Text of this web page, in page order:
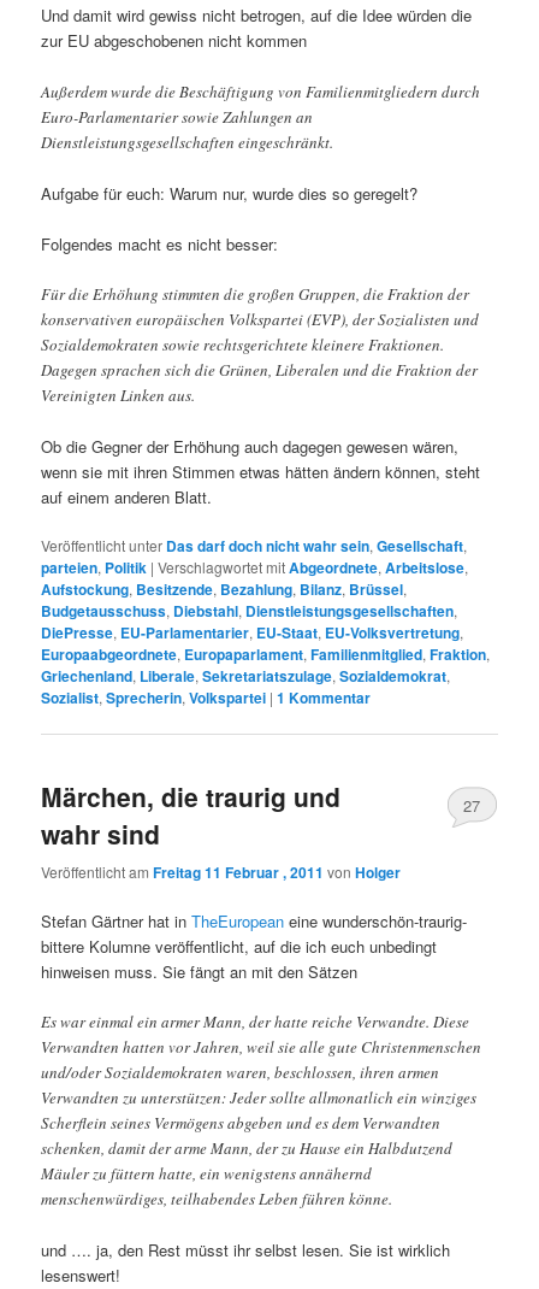
Und damit wird gewiss nicht betrogen, auf die Idee würden die
zur EU abgeschobenen nicht kommen
Außerdem wurde die Beschäftigung von Familienmitgliedern durch
Euro-Parlamentarier sowie Zahlungen an
Dienstleistungsgesellschaften eingeschränkt.
Aufgabe für euch: Warum nur, wurde dies so geregelt?
Folgendes macht es nicht besser:
Für die Erhöhung stimmten die großen Gruppen, die Fraktion der
konservativen europäischen Volkspartei (EVP), der Sozialisten und
Sozialdemokraten sowie rechtsgerichtete kleinere Fraktionen.
Dagegen sprachen sich die Grünen, Liberalen und die Fraktion der
Vereinigten Linken aus.
Ob die Gegner der Erhöhung auch dagegen gewesen wären,
wenn sie mit ihren Stimmen etwas hätten ändern können, steht
auf einem anderen Blatt.
Veröffentlicht unter Das darf doch nicht wahr sein,Gesellschaft,
parteien, Politik |Verschlagwortet mitAbgeordnete,Arbeitslose,
Aufstockung, Besitzende, Bezahlung, Bilanz, Brüssel,
Budgetausschuss, Diebstahl, Dienstleistungsgesellschaften,
DiePresse, EU-Parlamentarier, EU-Staat, EU-Volksvertretung,
Europaabgeordnete, Europaparlament,Familienmitglied,Fraktion,
Griechenland, Liberale,Sekretariatszulage,Sozialdemokrat,
Sozialist,Sprecherin,Volkspartei |1 Kommentar
Märchen, die traurig und
wahr sind
Veröffentlicht amFreitag 11 Februar , 2011 vonHolger
27
Stefan Gärtner hat inTheEuropean eine wunderschön-traurig-
bittere Kolumne veröffentlicht, auf die ich euch unbedingt
hinweisen muss. Sie fängt an mit den Sätzen
Es war einmal ein armer Mann, der hatte reiche Verwandte. Diese
Verwandten hatten vor Jahren, weil sie alle gute Christenmenschen
und/oder Sozialdemokraten waren, beschlossen, ihren armen
Verwandten zu unterstützen: Jeder sollte allmonatlich ein winziges
Scherflein seines Vermögens abgeben und es dem Verwandten
schenken, damit der arme Mann, der zu Hause ein Halbdutzend
Mäuler zu füttern hatte, ein wenigstens annähernd
menschenwürdiges, teilhabendes Leben führen könne.
und …. ja, den Rest müsst ihr selbst lesen. Sie ist wirklich
lesenswert!